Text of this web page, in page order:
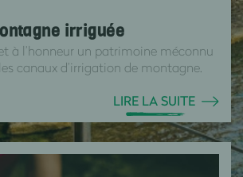
irriguée
à l’honneur un patrimoine méconnu
canaux d’irrigation de montagne.
LIRE LA SUITE